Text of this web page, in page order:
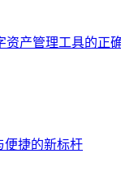
资产管理工具的正
便捷的新标杆